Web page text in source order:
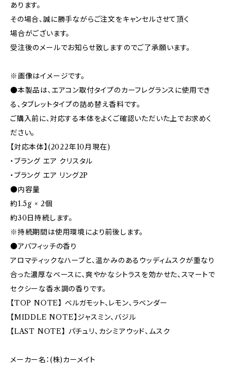
あります。
その場合、誠に勝手ながらご注文をキャンセルさせて頂く
場合がございます。
受注後のメールでお知らせ致しますのでご了承願います。
※画像はイメージです。
●本製品は、エアコン取付タイプのカーフレグランスに使用でき
る、タブレットタイプの詰め替え香料です。
ご購入前に、対応する本体をよくご確認いただいた上でお求めく
ださい。
【対応本体】(2022年10月現在)
・ブラング エア クリスタル
・ブラング エア リング2P
●内容量
約1.5g × 2個
約30日持続します。
※持続期間は使用環境により前後します。
●アバフィッチの香り
アロマティックなハーブと、温かみのあるウッディムスクが重なり
合った濃厚なベースに、爽やかなシトラスを効かせた、スマートで
セクシーな香水調の香りです。
【TOP NOTE】 ベルガモット、レモン、ラベンダー
【MIDDLE NOTE】ジャスミン、バジル
【LAST NOTE】 パチュリ、カシミアウッド、ムスク
メーカー名：(株)カーメイト